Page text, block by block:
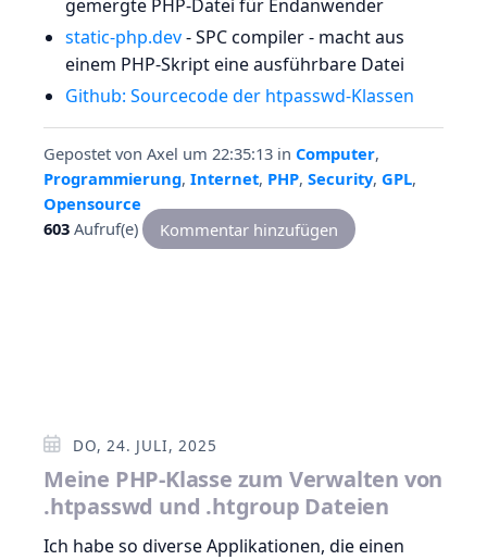
gemergte PHP-Datei für Endanwender
static-php.dev- SPC compiler - macht aus
einem PHP-Skript eine ausführbare Datei
Github: Sourcecode der htpasswd-Klassen
Gepostet von Axel um 22:35:13 in Computer,
Programmierung, Internet, PHP, Security, GPL,
Opensource
603 Aufruf(e) Kommentar hinzufügen
DO, 24. JULI, 2025
Meine PHP-Klasse zum Verwalten von
.htpasswd und .htgroup Dateien
Ich habe so diverse Applikationen, die einen